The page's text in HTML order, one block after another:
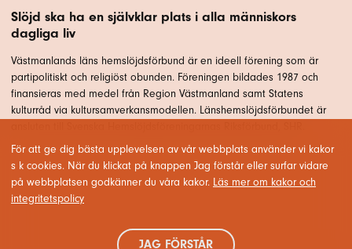
Slöjd ska ha en självklar plats i alla människors
dagliga liv
Västmanlands läns hemslöjdsförbund är en ideell förening som är
partipolitiskt och religiöst obunden. Föreningen bildades 1987 och
finansieras med medel från Region Västmanland samt Statens
kulturråd via kultursamverkansmodellen. Länshemslöjdsförbundet är
För att ge dig bästa upplevelsen av vår webbplats använder vi kakor
s k cookies. När du klickat på knappen Jag förstår eller surfar vidare
på webbplatsen godkänner du våra kakor. Läs mer om kakor och
integritetspolicy
JAG FÖRSTÅR